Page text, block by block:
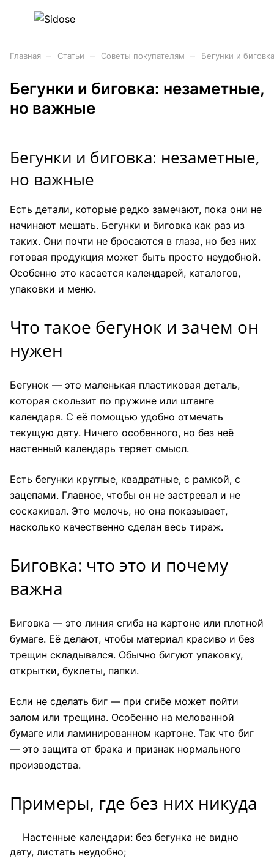
Главная Статьи Советы покупателям Бегунки и
Бегунки и биговка: незаметные,
но важные
Бегунки и биговка: незаметные,
но важные
Есть детали, которые редко замечают, пока они не
начинают мешать. Бегунки и биговка как раз из
таких. Они почти не бросаются в глаза, но без них
готовая продукция может быть просто неудобной.
Особенно это касается календарей, каталогов,
упаковки и меню.
Что такое бегунок и зачем он
нужен
Бегунок — это маленькая пластиковая деталь,
которая скользит по пружине или штанге
календаря. С её помощью удобно отмечать
текущую дату. Ничего особенного, но без неё
настенный календарь теряет смысл.
Есть бегунки круглые, квадратные, с рамкой, с
зацепами. Главное, чтобы он не застревал и не
соскакивал. Это мелочь, но она показывает,
насколько качественно сделан весь тираж.
Биговка: что это и почему
важна
Биговка — это линия сгиба на картоне или плотной
бумаге. Её делают, чтобы материал красиво и без
трещин складывался. Обычно бигуют упаковку,
открытки, буклеты, папки.
Если не сделать биг — при сгибе может пойти
залом или трещина. Особенно на мелованной
бумаге или ламинированном картоне. Так что биг
— это защита от брака и признак нормального
производства.
Примеры, где без них никуда
Настенные календари: без бегунка не видно
дату, листать неудобно;